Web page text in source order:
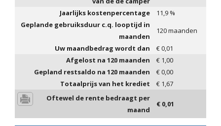
Jaarlijks kostenpercentage
11,9 %
Geplande gebruiksduur c.q. looptijd in
maanden
120maanden
Uw maandbedrag wordt dan
€0,01
Afgelost na 120 maanden € 1,00
Gepland restsaldo na 120 maanden €0,00
Totaalprijs van het krediet
€ 1,67
Oftewel de rente bedraagt per
maand
€ 0,01